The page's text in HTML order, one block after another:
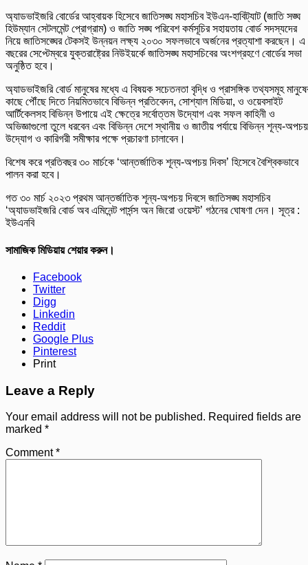
অ্যাডভাইজরি বোর্ডের আহ্বায়ক হিসেবে জাতিসঙ্ঘ মহাসচিব ইউএন-হাবিট্যাট (জাতি সঙ্ঘ
হিউম্যান সেটলমেন্ট প্রোগ্রাম) ও জাতি সঙ্ঘ পরিবেশ কর্মসূচির সহায়তায় বোর্ড সদস্যদের
নিয়ে জাতিসঙ্ঘের টেকসই উন্নয়ন লক্ষ্য ২০৩০ সফলভাবে অর্জনের প্রত্যাশা করছেন। এ
বছরের সেপ্টেম্বরে যুক্তরাষ্ট্রের নিউইয়র্কে জাতিসঙ্ঘ মহাসচিবের অংশগ্রহণে বোর্ডের সভা
অনুষ্ঠিত হবে।
অ্যাডভাইজরি বোর্ড মানুষের মধ্যে এ বিষয়ক সচেতনতা বৃদ্ধি ও প্রাসঙ্গিক তথ্যসমূহ
কাছে পৌঁছে দিতে নিয়মিতভাবে বিভিন্ন প্রতিবেদন, সোশ্যাল মিডিয়া, ও ওয়েবসাইট
আর্টিকেলসহ বিভিন্ন উপায়ে এই ক্ষেত্রে সর্বোত্তম উদ্যোগ এবং সফল কাহিনী ও
অভিজ্ঞাগুলো তুলে ধরবেন এবং বিভিন্ন দেশে স্থানীয় ও জাতীয় পর্যায়ে বিভিন্ন শূন্য-অপচয়
উদ্যোগ ও কারিগরী সমীক্ষার পক্ষে প্রচারণা চালাবেন।
বিশেষ করে প্রতিবছর ৩০ মার্চকে ‘আন্তর্জাতিক শূন্য-অপচয় দিবস’ হিসেবে বৈশ্বিকভাবে
পালন করা হবে।
গত ৩০ মার্চ ২০২৩ প্রথম আন্তর্জাতিক শূন্য-অপচয় দিবসে জাতিসঙ্ঘ মহাসচিব
‘অ্যাডভাইজরি বোর্ড অব এমিনেন্ট পার্সন্স অন জিরো ওয়েস্ট’ গঠনের ঘোষণা দেন। সূত্র :
ইউএনবি
সামাজিক মিডিয়ায় শেয়ার করুন।
Facebook
Twitter
Digg
Linkedin
Reddit
Google Plus
Pinterest
Print
Leave a Reply
Your email address will not be published. Required fields are
marked *
Comment*